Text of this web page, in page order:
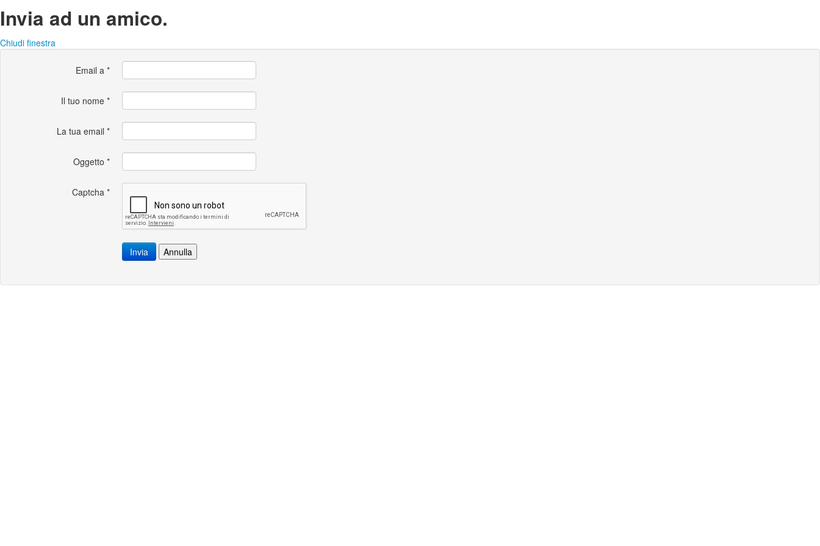
Invia ad un amico.
Chiudi finestra
Email a *
Il tuo nome *
La tua email *
Oggetto *
Captcha *
Invia Annulla